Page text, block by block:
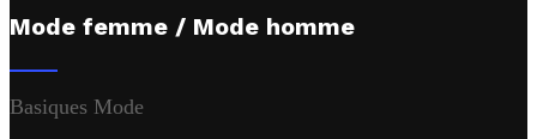
Mode femme / Mode homme
Basiques Mode